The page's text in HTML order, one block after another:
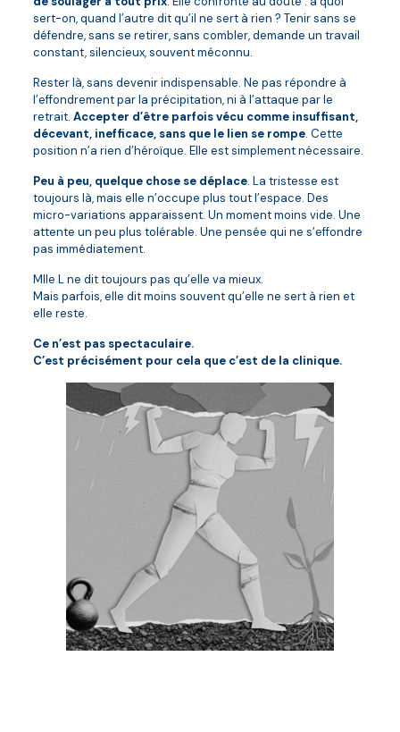
sert-on, quand l’autre dit qu’il ne sert à rien ? Tenir sans se
défendre, sans se retirer, sans combler, demande un travail
constant, silencieux, souvent méconnu.
Rester là, sans devenir indispensable. Ne pas répondre à
l’effondrement par la précipitation, ni à l’attaque par le
retrait. Accepter d’être parfois vécu comme insuffisant,
décevant, inefficace, sans que le lien se rompe. Cette
position n’a rien d’héroïque. Elle est simplement nécessaire.
Peu à peu, quelque chose se déplace. La tristesse est
toujours là, mais elle n’occupe plus tout l’espace. Des
micro-variations apparaissent. Un moment moins vide. Une
attente un peu plus tolérable. Une pensée qui ne s’effondre
pas immédiatement.
Mlle L ne dit toujours pas qu’elle va mieux.
Mais parfois, elle dit moins souvent qu’elle ne sert à rien et
elle reste.
Ce n’est pas spectaculaire.
C’est précisément pour cela que c’est de la clinique.